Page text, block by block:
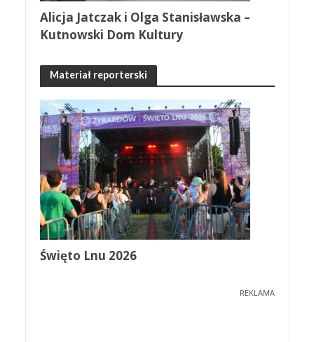
Alicja Jatczak i Olga Stanisławska –
Kutnowski Dom Kultury
Materiał reporterski
Święto Lnu 2026
REKLAMA